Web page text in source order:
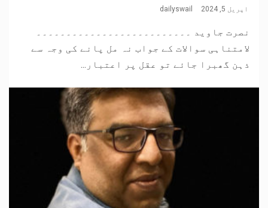
اپریل 5, 2024 dailyswail
نصرت جاوید ۔۔۔۔۔۔۔۔۔۔۔۔۔۔۔۔۔۔۔۔۔۔۔۔۔۔
لامتناہی سوالات کے جواب نہ مل پانے کی وجہ سے
ذہن گھبرا جائے تو عقل پر اعتبار...